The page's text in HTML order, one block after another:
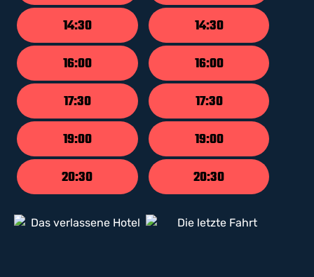
14:30
16:00
17:30
19:00
20:30
14:30
16:00
17:30
19:00
20:30